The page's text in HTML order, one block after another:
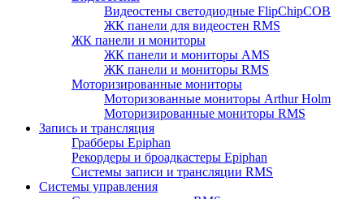
Видеостены светодиодные FlipChipCOB
ЖК панели для видеостен RMS
ЖК панели и мониторы
ЖК панели и мониторы AMS
ЖК панели и мониторы RMS
Моторизированные мониторы
Моторизованные мониторы Arthur Holm
Моторизированные мониторы RMS
Запись и трансляция
Грабберы Epiphan
Рекордеры и броадкастеры Epiphan
Системы записи и трансляции RMS
Системы управления